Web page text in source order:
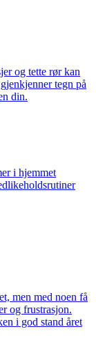
og tette rør kan
tegn på
din.
i hjemmet
men med noen få
og frustrasjon.
i god stand året